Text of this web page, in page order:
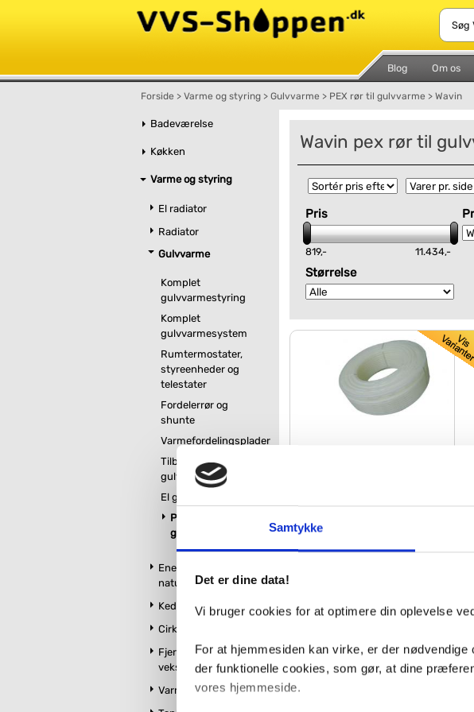
Samtykke
Det er dine data!
Vi bruger cookies for at optimere din oplevelse
For at hjemmesiden kan virke, er der
der funktionelle cookies, som gør, at dine
vores hjemmeside.
Blog Om os
Forside > Varme og styring > Gulvvarme > PEX rør til gulvvarme > Wavin
Badeværelse
Køkken
Varme og styring
El radiator
Radiator
Gulvvarme
Komplet
gulvvarmestyring
Komplet
gulvvarmesystem
Rumtermostater,
styreenheder og
telestater
Fordelerrør og
shunte
Varmefordelingsplader
Tilbehør til
gulvvarme
El gulvvarme
PEX rør til
gulvvarme
Energi og varme fra
naturen
Kedler og Fyr
Cirkulationspumper
Fjernvarmeunit og
vekslere
Varmtvandsbeholder
Wavin pex rør til
Pris
819,- 11.434,-
Størrelse
- Rulle på 120 meter
Levering 1-2 dage